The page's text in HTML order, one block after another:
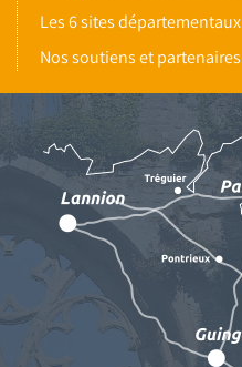
Les 6 sites départementaux
Nos soutiens et partenaires